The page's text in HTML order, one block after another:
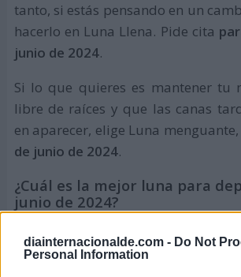
diainternacionalde.com - Do Not
Personal Information
tanto, si estás pensando en un
hacerlo en Luna Llena. Pide cita
junio de 2024.
Si lo que quieres es mantener tu
libre de raíces y que las canas
en aparecer, elige Luna menguante,
de junio de 2024.
¿Cuál es la mejor luna para
junio de 2024?
¿Cuándo depilarme si quiero
mantenga suave durante más